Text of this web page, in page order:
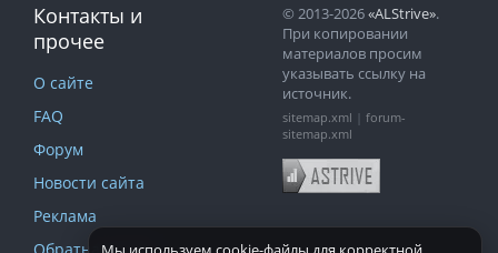
Контакты и
прочее
О сайте
FAQ
Форум
Новости сайта
Реклама
© 2013-2026«ALStrive».
При копировании
материалов просим
указывать ссылку на
источник.
sitemap.xml
forum-
sitemap.xml